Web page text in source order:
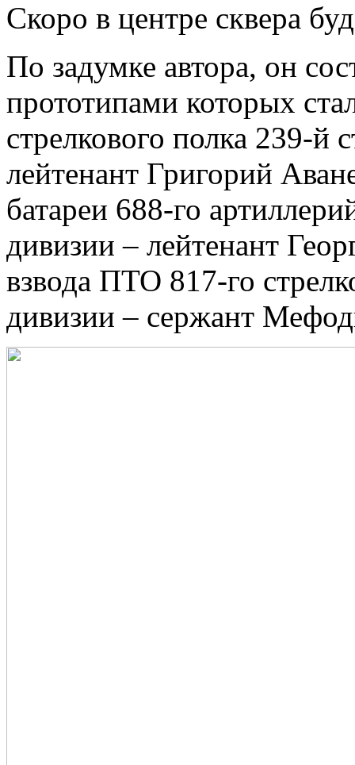
Скоро в центре сквера
По задумке автора, он
прототипами которых
стрелкового полка 239-й
лейтенант Григорий
батареи 688-го
дивизии – лейтенант
взвода ПТО 817-го
дивизии – сержант